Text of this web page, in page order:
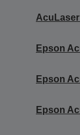
Epson
Epson
Epson